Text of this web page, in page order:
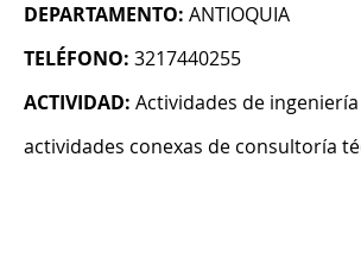
DEPARTAMENTO: ANTIOQUIA
TELÉFONO: 3217440255
ACTIVIDAD: Actividades de
actividades conexas de consultoría